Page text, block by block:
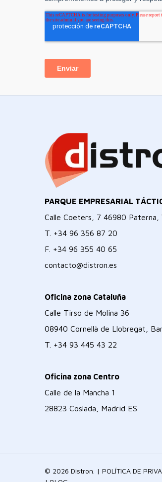
PARQUE EMPRESARIAL
Calle Coeters, 7 46980 Paterna,
T. +34 96 356 87 20
F. +34 96 355 40 65
contacto@distron.es
Oficina zona Cataluña
Calle Tirso de Molina 36
08940 Cornellà de Llobregat,
T. +34 93 445 43 22
Oficina zona Centro
Calle de la Mancha 1
28823 Coslada, Madrid ES
© 2026 Distron. | POLÍTICA DE